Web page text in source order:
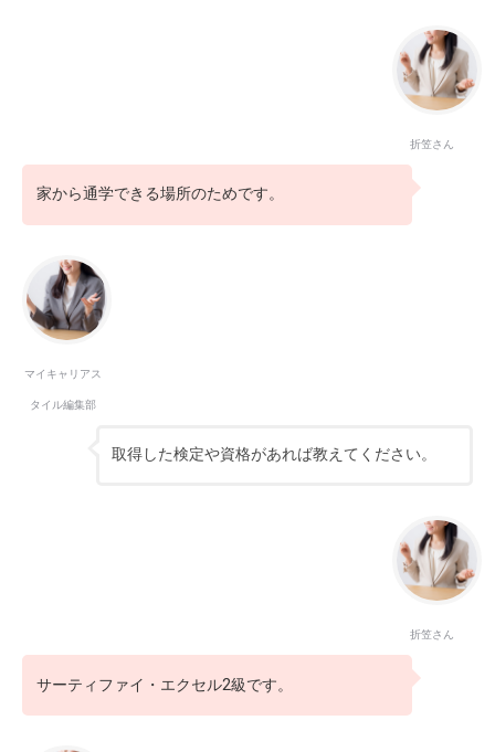
折笠さん
家から通学できる場所のためです。
マイキャリアス
タイル編集部
取得した検定や資格があれば教えてください。
折笠さん
サーティファイ・エクセル2級です。